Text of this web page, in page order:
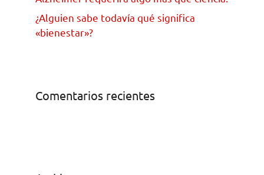
¿Alguien sabe todavía qué significa
«bienestar»?
Comentarios recientes